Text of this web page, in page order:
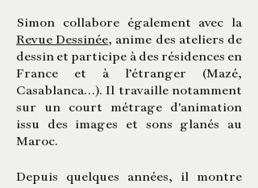
Simon collabore également avec la
Revue Dessinée, anime des ateliers de
dessin et participe à des résidences en
France et à l’étranger (Mazé,
Casablanca…). Il travaille notamment
sur un court métrage d'animation
issu des images et sons glanés au
Maroc.
Depuis quelques années, il montre